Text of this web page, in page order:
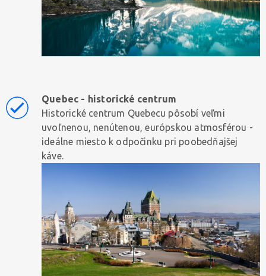
Quebec - historické centrum
Historické centrum Quebecu pôsobí veľmi
uvoľnenou, nenútenou, európskou atmosférou -
ideálne miesto k odpočinku pri poobedňajšej
káve.